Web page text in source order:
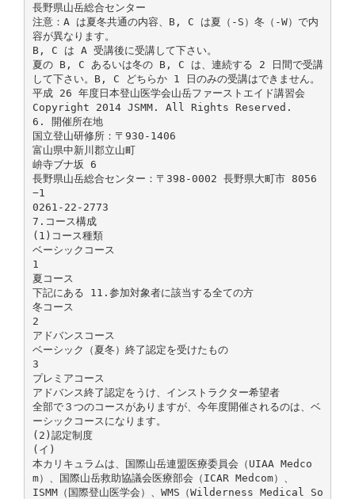
長野県山岳総合センター
注意：A は夏冬共通の内容、B, C は夏（-S）冬（-W）で内
容が異なります。
B, C は A 受講後に受講して下さい。
夏の B, C あるいは冬の B, C は、連続する 2 日間で受講
して下さい。B, C どちらか 1 日のみの受講はできません。
平成 26 年度日本登山医学会山岳ファーストエイド講習会
Copyright 2014 JSMM. All Rights Reserved.
6. 開催所在地
国立登山研修所：〒930-1406
富山県中新川郡立山町
峅寺ブナ坂 6
長野県山岳総合センター：〒398-0002 長野県大町市 8056
−1
0261-22-2773
7.コース構成
(1)コース種類
ベーシックコース
1
夏コース
下記にある 11.参加対象者に該当する全ての方
冬コース
2
アドバンスコース
ベーシック（夏冬）終了認定を受けたもの
3
プレミアコース
アドバンス終了認定をうけ、インストラクター希望者
全部で３つのコースがありますが、今年度開催されるのは、ベ
ーシックコースになります。
(2)認定制度
(イ)
本カリキュラムは、国際山岳連盟医療委員会（UIAA Medco
m）、国際山岳救助協議会医療部会（ICAR Medcom）、
ISMM（国際登山医学会）、WMS（Wilderness Medical So